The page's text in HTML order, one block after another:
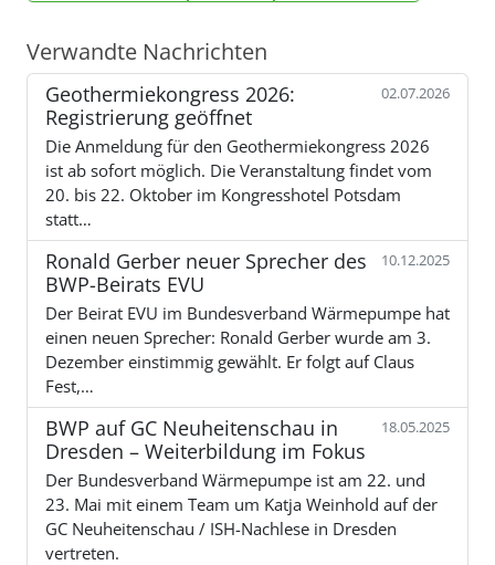
Verwandte Nachrichten
Geothermiekongress 2026:
Registrierung geöffnet
02.07.2026
Die Anmeldung für den Geothermiekongress 2026
ist ab sofort möglich. Die Veranstaltung findet vom
20. bis 22. Oktober im Kongresshotel Potsdam
statt…
Ronald Gerber neuer Sprecher des
BWP-Beirats EVU
10.12.2025
Der Beirat EVU im Bundesverband Wärmepumpe hat
einen neuen Sprecher: Ronald Gerber wurde am 3.
Dezember einstimmig gewählt. Er folgt auf Claus
Fest,…
BWP auf GC Neuheitenschau in
Dresden – Weiterbildung im Fokus
18.05.2025
Der Bundesverband Wärmepumpe ist am 22. und
23. Mai mit einem Team um Katja Weinhold auf der
GC Neuheitenschau / ISH-Nachlese in Dresden
vertreten.